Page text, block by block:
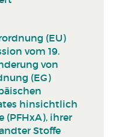
(EU)
vom 19.
von
(EG)
hinsichtlich
(PFHxA), ihrer
Stoffe